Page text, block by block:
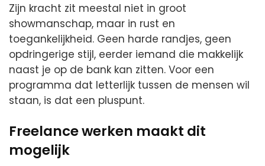
Zijn kracht zit meestal niet in groot
showmanschap, maar in rust en
toegankelijkheid. Geen harde randjes, geen
opdringerige stijl, eerder iemand die makkelijk
naast je op de bank kan zitten. Voor een
programma dat letterlijk tussen de mensen wil
staan, is dat een pluspunt.
Freelance werken maakt dit
mogelijk